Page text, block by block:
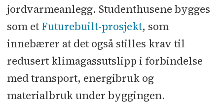
jordvarmeanlegg. Studenthusene bygges
som et Futurebuilt-prosjekt, som
innebærer at det også stilles krav til
redusert klimagassutslipp i forbindelse
med transport, energibruk og
materialbruk under byggingen.